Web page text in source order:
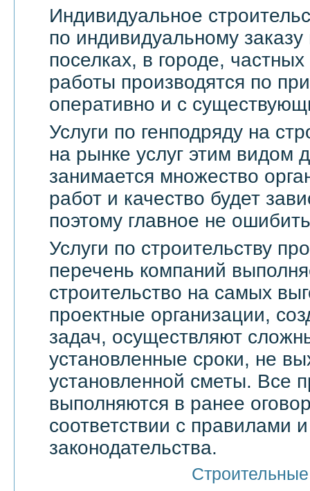
Индивидуальное
по индивидуальному
поселках, в городе,
работы производятся по
оперативно и с
Услуги по генподряду на
на рынке услуг этим видом
занимается множество
работ и качество будет
поэтому главное не
Услуги по строительству
перечень компаний
строительство на самых
проектные организации,
задач, осуществляют
установленные сроки, не
установленной сметы. Все
выполняются в ранее
соответствии с правилами
законодательства.
Строительные